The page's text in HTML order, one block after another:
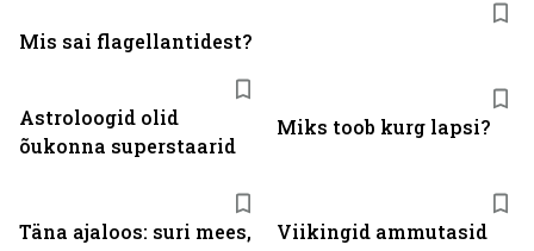
Astroloogid olid
õukonna superstaarid
Miks toob kurg lapsi?
Täna ajaloos: suri mees,
Viikingid ammutasid
Mis sai flagellantidest?